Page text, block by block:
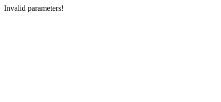
Invalid parameters!